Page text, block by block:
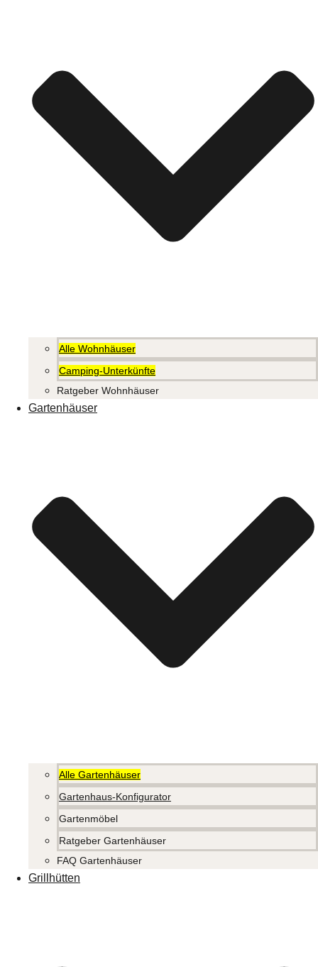
Alle Wohnhäuser
Camping-Unterkünfte
Ratgeber Wohnhäuser
Gartenhäuser
Alle Gartenhäuser
Gartenhaus-Konfigurator
Gartenmöbel
Ratgeber Gartenhäuser
FAQ Gartenhäuser
Grillhütten